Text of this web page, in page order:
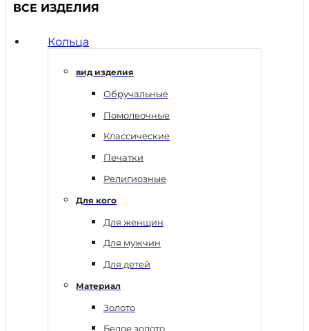
ВСЕ ИЗДЕЛИЯ
Кольца
вид изделия
Обручальные
Помолвочные
Классические
Печатки
Религиозные
Для кого
Для женщин
Для мужчин
Для детей
Материал
Золото
Белое золото